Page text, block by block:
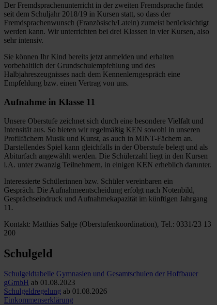
Der Fremdsprachenunterricht in der zweiten Fremdsprache findet
seit dem Schuljahr 2018/19 in Kursen statt, so dass der
Fremdsprachenwunsch (Französisch/Latein) zumeist berücksichtigt
werden kann. Wir unterrichten bei drei Klassen in vier Kursen, also
sehr intensiv.
Sie können Ihr Kind bereits jetzt anmelden und erhalten
vorbehaltlich der Grundschulempfehlung und des
Halbjahreszeugnisses nach dem Kennenlerngespräch eine
Empfehlung bzw. einen Vertrag von uns.
Aufnahme in Klasse 11
Unsere Oberstufe zeichnet sich durch eine besondere Vielfalt und
Intensität aus. So bieten wir regelmäßig KEN sowohl in unseren
Profilfächern Musik und Kunst, as auch in MINT-Fächern an.
Darstellendes Spiel kann gleichfalls in der Oberstufe belegt und als
Abiturfach angewählt werden. Die Schülerzahl liegt in den Kursen
i.A. unter zwanzig Teilnehmern, in einigen KEN erheblich darunter.
Interessierte Schülerinnen bzw. Schüler vereinbaren ein
Gespräch. Die Aufnahmeentscheidung erfolgt nach Notenbild,
Gesprächseindruck und Aufnahmekapazität im künftigen Jahrgang
11.
Kontakt: Matthias Salge (Oberstufenkoordination), Tel.: 0331/23 13
200
Schulgeld
Schulgeldtabelle Gymnasien und Gesamtschulen der Hoffbauer
gGmbH ab 01.08.2023
Schulgeldregelung ab 01.08.2026
Einkommenserklärung